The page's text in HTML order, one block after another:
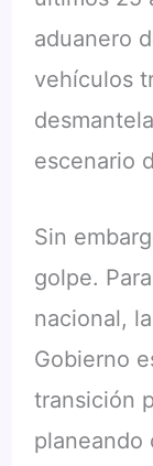
aduanero
vehículos
escenario
Sin
golpe.
nacional,
Gobierno
transición
planeando